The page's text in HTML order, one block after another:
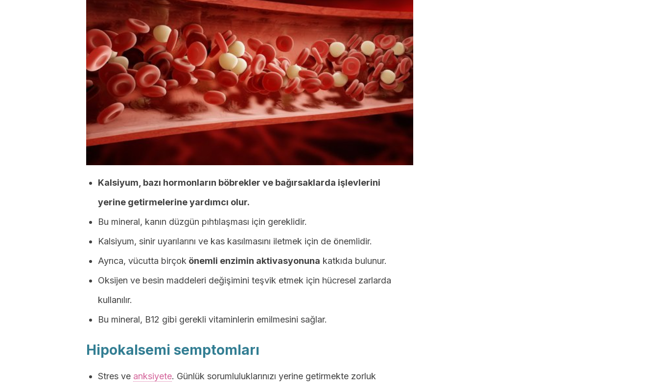
Kalsiyum, bazı hormonların böbrekler ve bağırsaklarda işlevlerini
yerine getirmelerine yardımcı olur.
Bu mineral, kanın düzgün pıhtılaşması için gereklidir.
Kalsiyum, sinir uyarılarını ve kas kasılmasını iletmek için de önemlidir.
Ayrıca, vücutta birçok önemli enzimin aktivasyonuna katkıda bulunur.
Oksijen ve besin maddeleri değişimini teşvik etmek için hücresel zarlarda
kullanılır.
Bu mineral, B12 gibi gerekli vitaminlerin emilmesini sağlar.
Hipokalsemi semptomları
Stres ve anksiyete. Günlük sorumluluklarınızı yerine getirmekte zorluk